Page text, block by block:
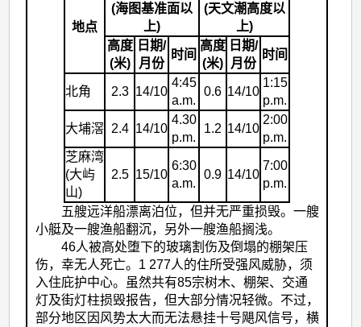
地点
(海图基准面以
上)
(天文潮高度以
上)
高度
(米)
日期/
月份
时间
高度
(米)
日期/
月份
时间
北角 2.3 14/10
4:45
a.m.
0.6 14/10
1:15
p.m.
大埔滘 2.4 14/10
4.30
p.m.
1.2 14/10
2:00
p.m.
芝麻湾
(大屿
山)
2.5 15/10
6:30
a.m.
0.9 14/10
7:00
p.m.
五艘远洋船漂离泊位，但并无严重损毁。一艘
小艇及一艘渔船翻沉，另外一艘渔船搁浅。
46人被高处堕下的玻璃割伤及倒塌的棚架压
伤，幸无人死亡。1 277人的住所受强风威胁，须
入住庇护中心。虽然共有85宗树木、棚架、交通
灯及街灯柱损毁报告，但大部分情况轻微。不过，
部分地区因风势太大而无法悬挂十号飓风信号，横